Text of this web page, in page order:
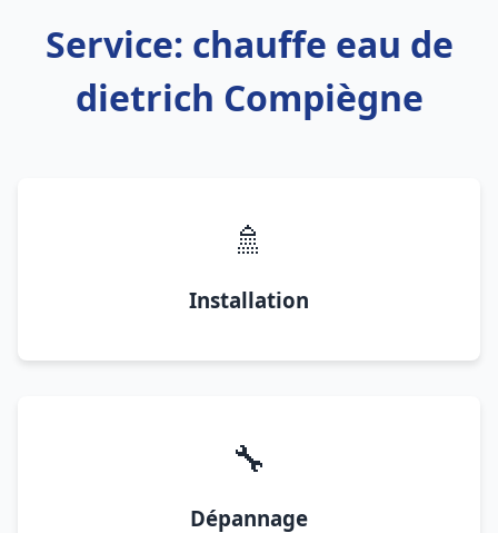
Service: chauffe eau de
dietrich Compiègne
🚿
Installation
🔧
Dépannage